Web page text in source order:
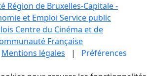
Région de Bruxelles-Capitale -
et Emploi Service public
Centre du Cinéma et de
Française
Mentions légales | Préférences